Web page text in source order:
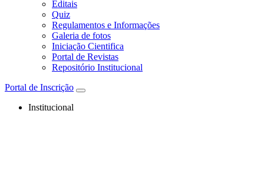
Editais
Quiz
Regulamentos e Informações
Galeria de fotos
Iniciação Cientifica
Portal de Revistas
Repositório Institucional
Portal de Inscrição
Institucional